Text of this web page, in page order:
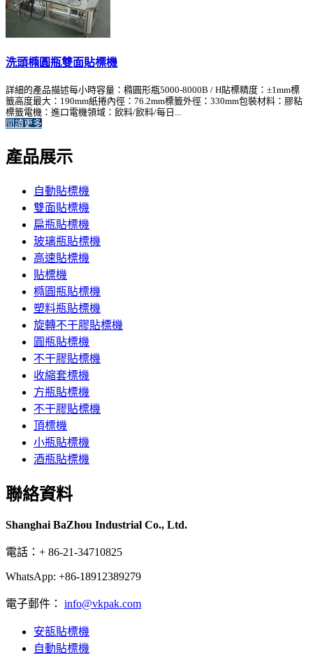
洗頭橢圓瓶雙面貼標機
詳細的產品描述每小時容量：橢圓形瓶5000-8000B / H貼標精度：±1mm標
籤高度最大：190mm紙捲內徑：76.2mm標籤外徑：330mm包裝材料：膠粘
標籤電機：進口電機領域：飲料/飲料/每日...
閱讀更多
產品展示
自動貼標機
雙面貼標機
扁瓶貼標機
玻璃瓶貼標機
高速貼標機
貼標機
橢圓瓶貼標機
塑料瓶貼標機
旋轉不干膠貼標機
圓瓶貼標機
不干膠貼標機
收縮套標機
方瓶貼標機
不干膠貼標機
頂標機
小瓶貼標機
酒瓶貼標機
聯絡資料
Shanghai BaZhou Industrial Co., Ltd.
電話：+ 86-21-34710825
WhatsApp: +86-18912389279
電子郵件： info@vkpak.com
安瓿貼標機
自動貼標機